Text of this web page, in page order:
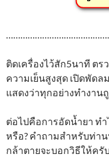
ติดเครื่องไว้สัก5นาที ตร
ความเย็นสูงสุด เปิดพัดล
แสดงว่าทุกอย่างทำงาน
ต่อไปคือการอัดน้ำยา ท
หรือ? คำถามสำหรับท่า
กล้าตายจะบอกวิธีให้ครับ.